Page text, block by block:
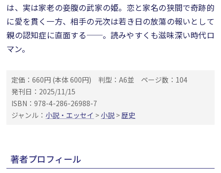
は、実は家老の妾腹の武家の姫。恋と家名の狭間で奇跡的
に愛を貫く一方、相手の元次は若き日の放蕩の報いとして
親の認知症に直面する──。読みやすくも滋味深い時代ロ
マン。
定価：660円 (本体 600円) 判型：A6並
ページ数：104
発刊日：2025/11/15
ISBN：978-4-286-26988-7
ジャンル： 小説・エッセイ > 小説 >歴史
著者プロフィール